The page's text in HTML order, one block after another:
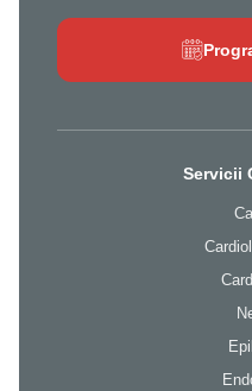
Servicii